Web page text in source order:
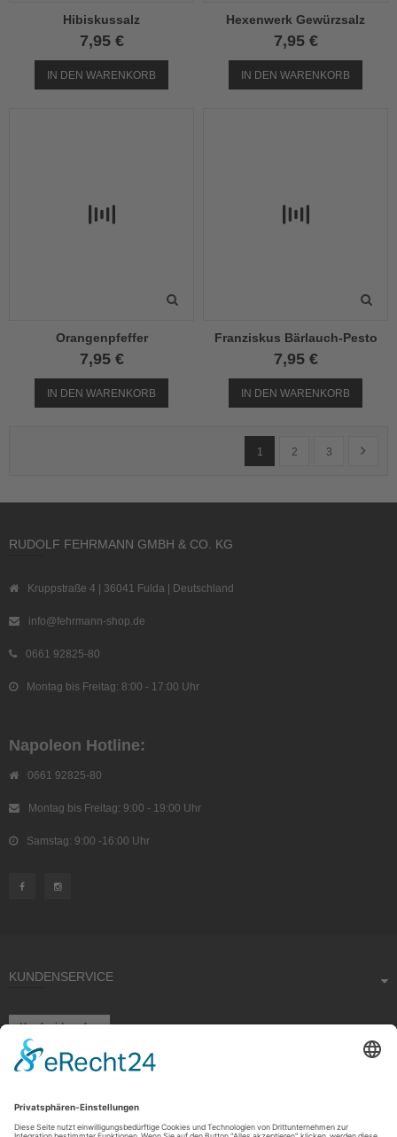
Hibiskussalz
7,95 €
IN DEN WARENKORB
Hexenwerk Gewürzsalz
7,95 €
IN DEN WARENKORB
Orangenpfeffer
7,95 €
IN DEN WARENKORB
Franziskus Bärlauch-Pesto
7,95 €
IN DEN WARENKORB
1
2
3
Weiter
RUDOLF FEHRMANN GMBH & CO. KG
Kruppstraße 4 | 36041 Fulda | Deutschland
info@fehrmann-shop.de
0661 92825-80
Montag bis Freitag: 8:00 - 17:00 Uhr
Napoleon Hotline:
0661 92825-80
Montag bis Freitag: 9:00 - 19:00 Uhr
Samstag: 9:00 -16:00 Uhr
KUNDENSERVICE
Kauf widerrufen
RECHTLICHES
ÜBER UNS